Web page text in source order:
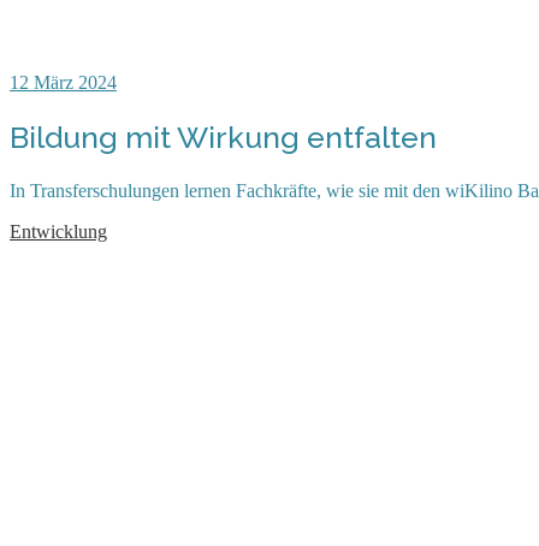
12 März 2024
Bildung mit Wirkung entfalten
In Transferschulungen lernen Fachkräfte, wie sie mit den wiKilino
Entwicklung